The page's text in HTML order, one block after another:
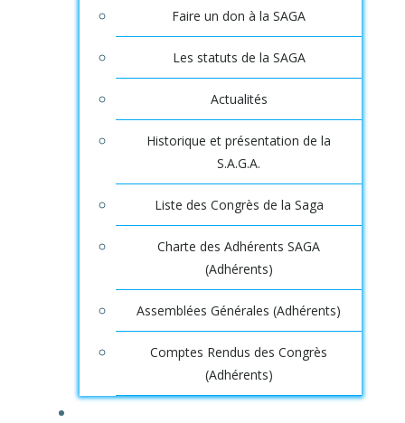
Faire un don à la SAGA
Les statuts de la SAGA
Actualités
Historique et présentation de la
S.A.G.A.
Liste des Congrès de la Saga
Charte des Adhérents SAGA
(Adhérents)
Assemblées Générales (Adhérents)
Comptes Rendus des Congrès
(Adhérents)